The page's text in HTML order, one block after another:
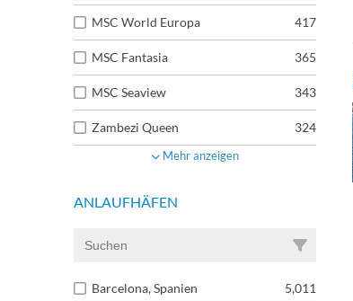
MSC World Europa 417
MSC Fantasia 365
MSC Seaview 343
Zambezi Queen 324
Mehr anzeigen
ANLAUFHÄFEN
Barcelona, Spanien 5,011